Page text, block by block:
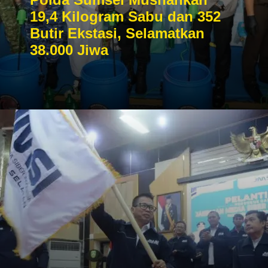
19,4 Kilogram Sabu dan 352
Butir Ekstasi, Selamatkan
38.000 Jiwa